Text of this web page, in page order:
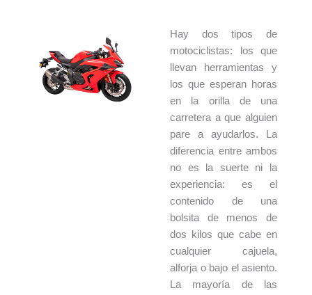
Hay dos tipos de
motociclistas: los que
llevan herramientas y
los que esperan horas
en la orilla de una
carretera a que alguien
pare a ayudarlos. La
diferencia entre ambos
no es la suerte ni la
experiencia: es el
contenido de una
bolsita de menos de
dos kilos que cabe en
cualquier cajuela,
alforja o bajo el asiento.
La mayoría de las